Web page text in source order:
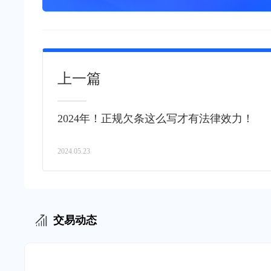
上一篇
2024年！正规欠条这么写才有法律效力！
2024.05.23
交易动态